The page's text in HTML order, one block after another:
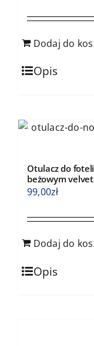
Dodaj do
Opis
Otulacz do
beżowym
99,00zł
Dodaj do
Opis